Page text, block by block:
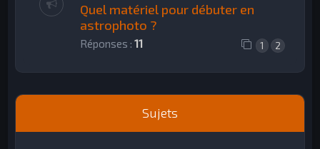
Quel matériel pour débuter en
astrophoto ?
Réponses :11 1 2
Sujets